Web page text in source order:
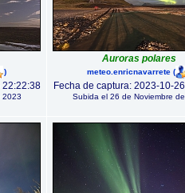
)
22:22:38
2023
Auroras polares
meteo.enricnavarrete (
Fecha de captura: 2023-10-
Subida el 26 de Noviembre